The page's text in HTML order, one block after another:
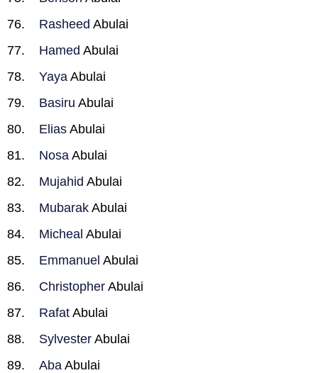
Rasheed Abulai
Hamed Abulai
Yaya Abulai
Basiru Abulai
Elias Abulai
Nosa Abulai
Mujahid Abulai
Mubarak Abulai
Micheal Abulai
Emmanuel Abulai
Christopher Abulai
Rafat Abulai
Sylvester Abulai
Aba Abulai